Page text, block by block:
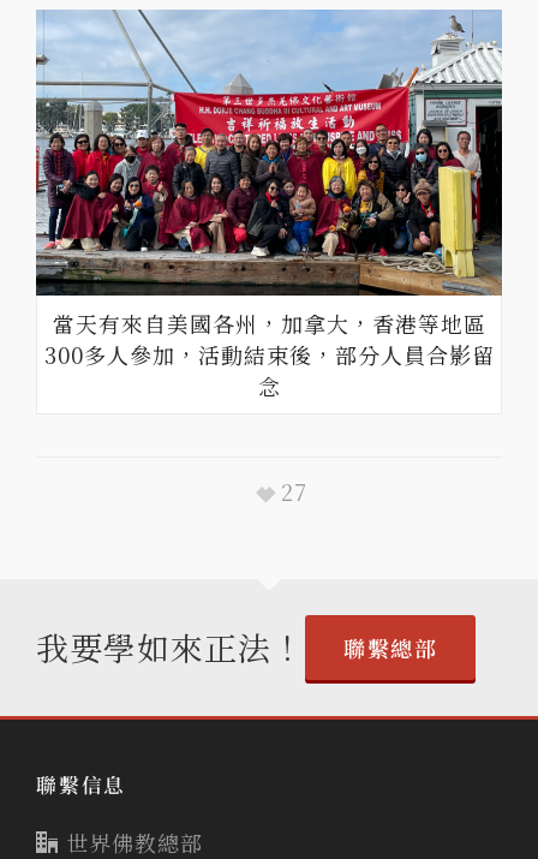
當天有來自美國各州，加拿大，香港等地區
300多人參加，活動結束後，部分人員合影留
念
27
我要學如來正法！ 聯繫總部
聯繫信息
世界佛教總部